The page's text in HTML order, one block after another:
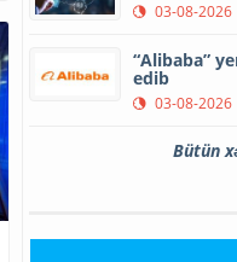
03-08-2026
“Alibaba”
edib
03-08-2026
Bütün